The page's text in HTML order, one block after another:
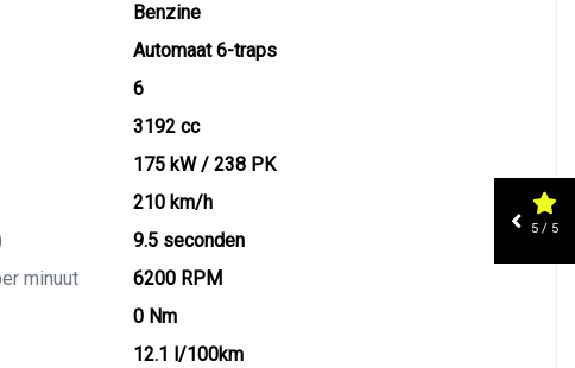
Benzine
Automaat 6-traps
6
3192 cc
175 kW / 238 PK
210 km/h
9.5 seconden
minuut
6200 RPM
0 Nm
12.1 l/100km
5 / 5